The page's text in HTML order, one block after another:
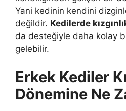
Yani kedinin kendini
değildir. Kedilerde
da desteğiyle daha kolay
gelebilir.
Erkek Kediler
Dönemine Ne